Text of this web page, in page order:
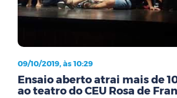
09/10/2019, às 10:29
Ensaio aberto atrai mais de
ao teatro do CEU Rosa de